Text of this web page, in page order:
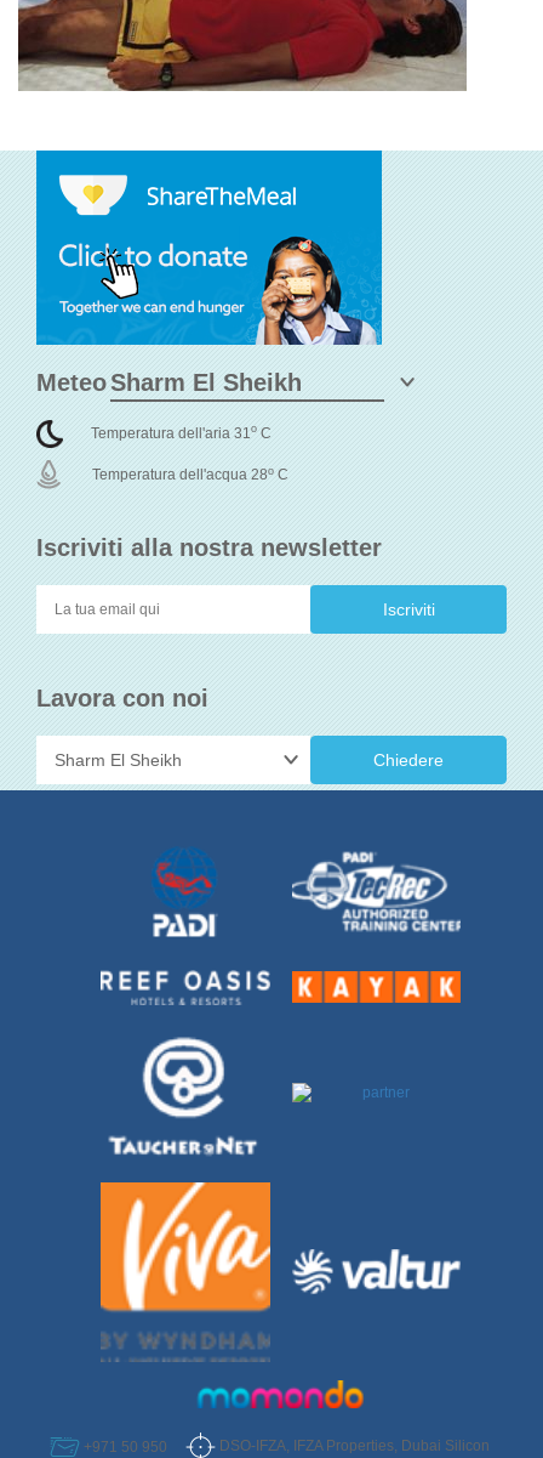
Iscriviti alla nostra newsletter
Lavora con noi
Chiedere
Meteo
Temperatura dell'aria 31 o C
Temperatura dell'acqua 28o C
+971 50 950 DSO-IFZA, IFZA Properties, Dubai Silicon